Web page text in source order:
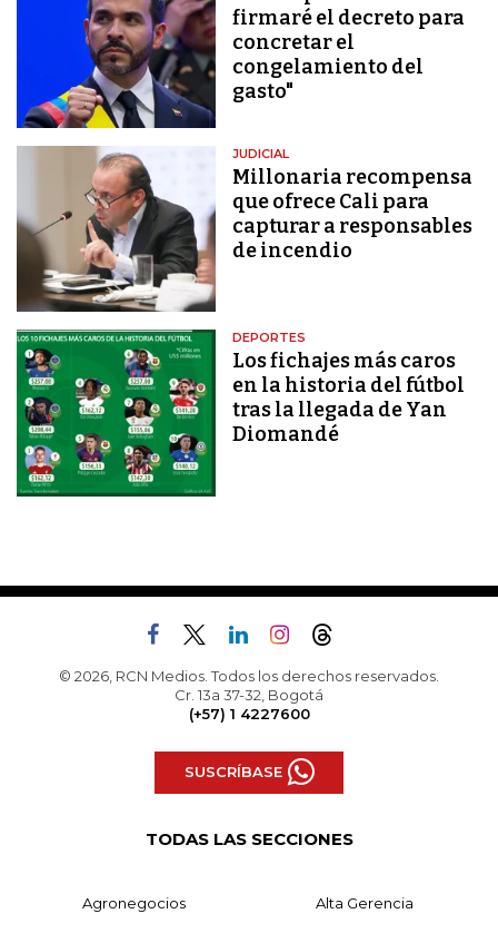
firmaré el decreto para
concretar el
congelamiento del
gasto"
JUDICIAL
Millonaria recompensa
que ofrece Cali para
capturar a responsables
de incendio
DEPORTES
Los fichajes más caros
en la historia del fútbol
tras la llegada de Yan
Diomandé
© 2026, RCN Medios. Todos los derechos reservados.
Cr. 13a 37-32, Bogotá
(+57) 1 4227600
SUSCRÍBASE
TODAS LAS SECCIONES
Agronegocios Alta Gerencia